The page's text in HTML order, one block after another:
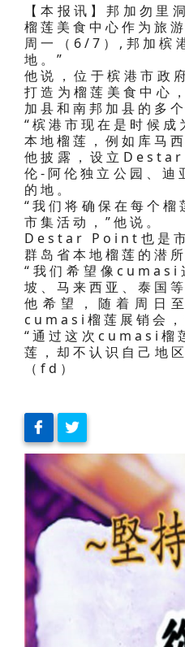
【本报讯】邦加勿
榴莲美食中心作为旅
周一（6/7）,邦加槟
地。”
他说，位于槟港市
打造为榴莲美食中心
加县和南邦加县的多
“槟港市现在是时候
本地榴莲，例如库马
他披露，设立Destar
伦-阿伦独立公园、迪
的地。
“我们将确保在每个
市集活动，”他说。
Destar Point也是市
群岛省本地榴莲的潜
“我们希望像cumasi
坡、马来西亚、泰国
他希望，随着周日
cumasi榴莲展销会，
“通过这次cumasi榴
莲，却不认识自己地
（fd）